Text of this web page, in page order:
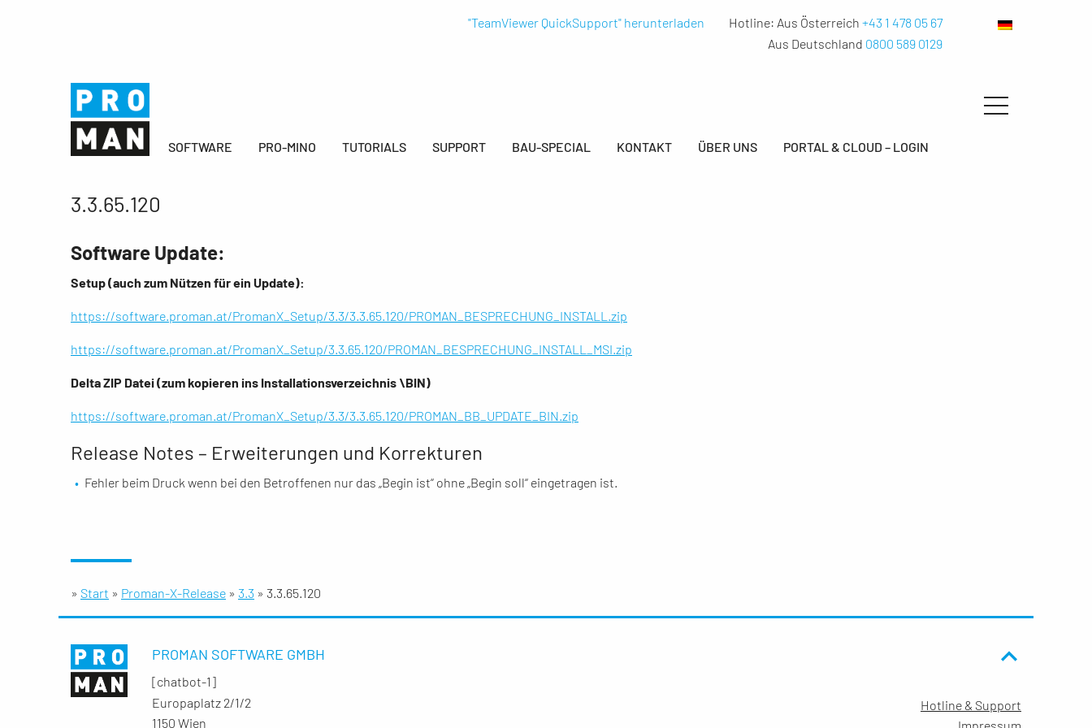
"TeamViewer QuickSupport" herunterladen Hotline: Aus Österreich +43 1 478 05 67
Aus Deutschland 0800 589 0129
SOFTWARE PRO-MINO TUTORIALS SUPPORT BAU-SPECIAL KONTAKT ÜBER UNS PORTAL & CLOUD – LOGIN
3.3.65.120
Software Update:
Setup (auch zum Nützen für ein Update):
https://software.proman.at/PromanX_Setup/3.3/3.3.65.120/PROMAN_BESPRECHUNG_INSTALL.zip
https://software.proman.at/PromanX_Setup/3.3.65.120/PROMAN_BESPRECHUNG_INSTALL_MSI.zip
Delta ZIP Datei (zum kopieren ins Installationsverzeichnis \BIN)
https://software.proman.at/PromanX_Setup/3.3/3.3.65.120/PROMAN_BB_UPDATE_BIN.zip
Release Notes – Erweiterungen und Korrekturen
Fehler beim Druck wenn bei den Betroffenen nur das „Begin ist“ ohne „Begin soll“ eingetragen ist.
» Start » Proman-X-Release » 3.3 » 3.3.65.120
PROMAN SOFTWARE GMBH
[chatbot-1]
Europaplatz 2/1/2
1150 Wien
Hotline & Support